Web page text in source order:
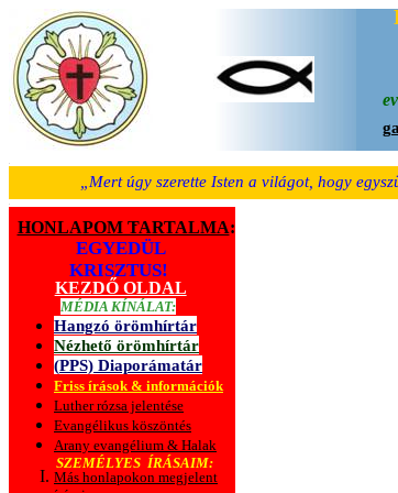
.
„Mert úgy szerette Isten a világot, hogy
.